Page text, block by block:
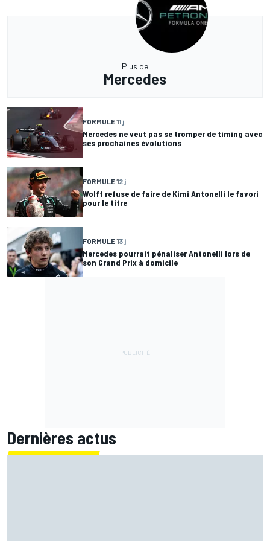
Plus de
Mercedes
FORMULE 11 j
Mercedes ne veut pas se tromper de timing avec
ses prochaines évolutions
FORMULE 12 j
Wolff refuse de faire de Kimi Antonelli le favori
pour le titre
FORMULE 13 j
Mercedes pourrait pénaliser Antonelli lors de
son Grand Prix à domicile
Dernières actus